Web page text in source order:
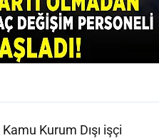
Kurum Dışı işçi